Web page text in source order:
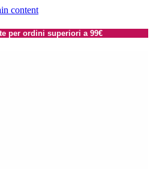
content
per ordini superiori a 99€